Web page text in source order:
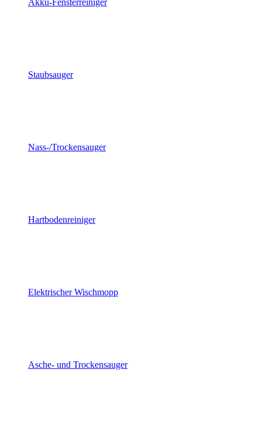
Akku-Fensterreiniger
Staubsauger
Nass-/Trockensauger
Hartbodenreiniger
Elektrischer Wischmopp
Asche- und Trockensauger